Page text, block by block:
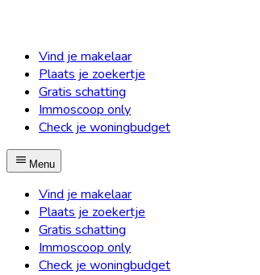
Vind je makelaar
Plaats je zoekertje
Gratis schatting
Immoscoop only
Check je woningbudget
Menu
Vind je makelaar
Plaats je zoekertje
Gratis schatting
Immoscoop only
Check je woningbudget